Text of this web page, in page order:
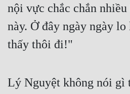
Cạnh Kỹ
Cổ Tiên Hiệp
nội vực chắc chắn
này. Ở đây ngày ngày
thấy thôi đi!"
Lý Nguyệt không nói gì